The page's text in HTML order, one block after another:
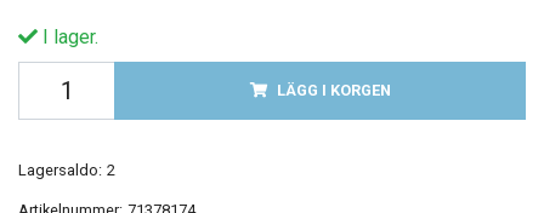
I lager.
LÄGG I KORGEN
Lagersaldo: 2